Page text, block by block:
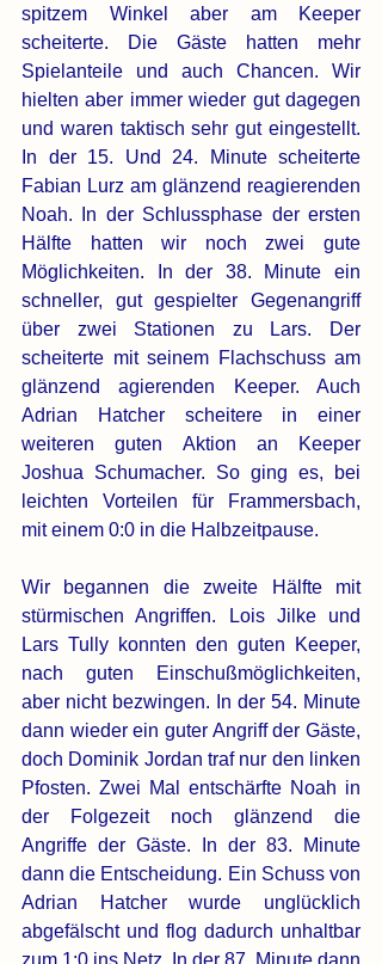
spitzem Winkel aber am Keeper
scheiterte. Die Gäste hatten mehr
Spielanteile und auch Chancen. Wir
hielten aber immer wieder gut dagegen
und waren taktisch sehr gut eingestellt.
In der 15. Und 24. Minute scheiterte
Fabian Lurz am glänzend reagierenden
Noah. In der Schlussphase der ersten
Hälfte hatten wir noch zwei gute
Möglichkeiten. In der 38. Minute ein
schneller, gut gespielter Gegenangriff
über zwei Stationen zu Lars. Der
scheiterte mit seinem Flachschuss am
glänzend agierenden Keeper. Auch
Adrian Hatcher scheitere in einer
weiteren guten Aktion an Keeper
Joshua Schumacher. So ging es, bei
leichten Vorteilen für Frammersbach,
mit einem 0:0 in die Halbzeitpause.
Wir begannen die zweite Hälfte mit
stürmischen Angriffen. Lois Jilke und
Lars Tully konnten den guten Keeper,
nach guten Einschußmöglichkeiten,
aber nicht bezwingen. In der 54. Minute
dann wieder ein guter Angriff der Gäste,
doch Dominik Jordan traf nur den linken
Pfosten. Zwei Mal entschärfte Noah in
der Folgezeit noch glänzend die
Angriffe der Gäste. In der 83. Minute
dann die Entscheidung. Ein Schuss von
Adrian Hatcher wurde unglücklich
abgefälscht und flog dadurch unhaltbar